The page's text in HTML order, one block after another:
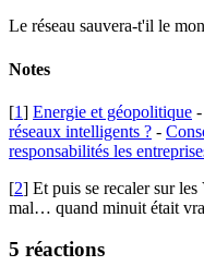
Le réseau sauvera-t'il le
Notes
[1] Energie et géopolitique -
réseaux intelligents ? -
responsabilités les
[2] Et puis se recaler sur
mal… quand minuit était
5 réactions